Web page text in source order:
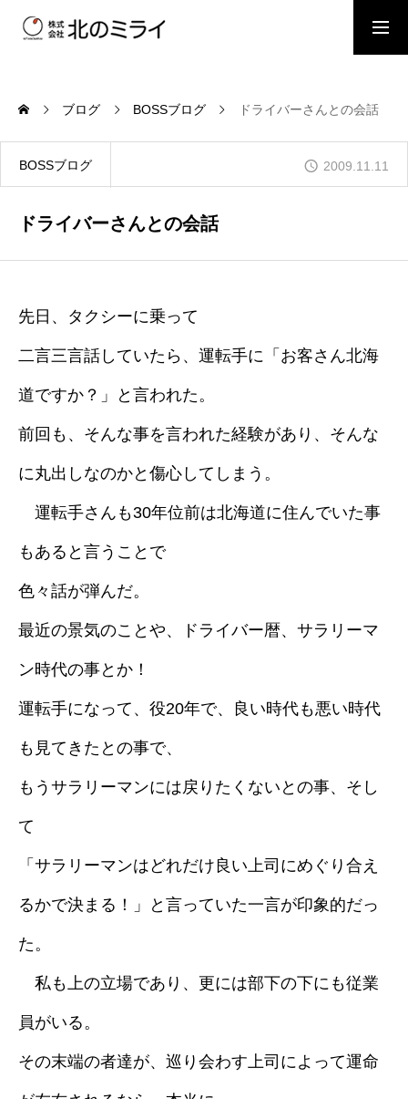
会社概要
事業内容
お問い合わせ
採用情報
ブログ
ブログ BOSSブログ ドライバーさんとの会話
BOSSブログ 2009.11.11
ドライバーさんとの会話
先日、タクシーに乗って
二言三言話していたら、運転手に「お客さん北海
道ですか？」と言われた。
前回も、そんな事を言われた経験があり、そんな
に丸出しなのかと傷心してしまう。
運転手さんも30年位前は北海道に住んでいた事
もあると言うことで
色々話が弾んだ。
最近の景気のことや、ドライバー暦、サラリーマ
ン時代の事とか！
運転手になって、役20年で、良い時代も悪い時代
も見てきたとの事で、
もうサラリーマンには戻りたくないとの事、そし
て
「サラリーマンはどれだけ良い上司にめぐり合え
るかで決まる！」と言っていた一言が印象的だっ
た。
私も上の立場であり、更には部下の下にも従業
員がいる。
その末端の者達が、巡り会わす上司によって運命